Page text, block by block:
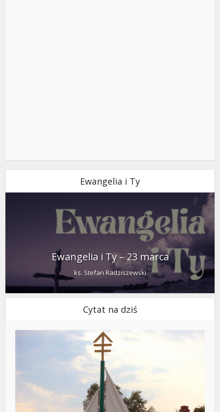
Ewangelia i Ty
Ewangelia i Ty – 23 marca
ks. Stefan Radziszewski
Cytat na dziś